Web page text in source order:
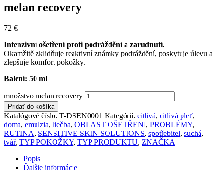
melan recovery
72 €
Intenzivní ošetření proti podráždění a zarudnutí.
Okamžitě zklidňuje reaktivní známky podráždění, poskytuje úlevu a
zlepšuje komfort pokožky.
Balení: 50 ml
množstvo melan recovery
Pridať do košíka
Katalógové číslo: T-DSEN0001 Kategórií: citlivá, citlivá pleť,
doma, emulzia, liečba, OBLAST OŠETŘENÍ, PROBLÉMY,
RUTINA, SENSITIVE SKIN SOLUTIONS, spotřebitel, suchá,
tvář, TYP POKOŽKY, TYP PRODUKTU, ZNAČKA
Popis
Ďalšie informácie